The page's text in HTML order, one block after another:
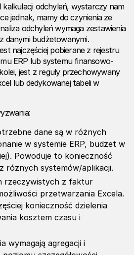
kalkulacji odchyleń, wystarczy nam
jednak, mamy do czynienia ze
odchyleń wymaga zestawienia
danymi budżetowanymi.
najczęściej pobierane z rejestru
ERP lub systemu finansowo-
jest z reguły przechowywany
lub dedykowanej tabeli w
dane są w różnych
w systemie ERP, budżet w
Powoduje to konieczność
różnych systemów/aplikacji.
rzeczywistych z faktur
przetwarzania Excela.
konieczność dzielenia
kosztem czasu i
wymagają agregacji i